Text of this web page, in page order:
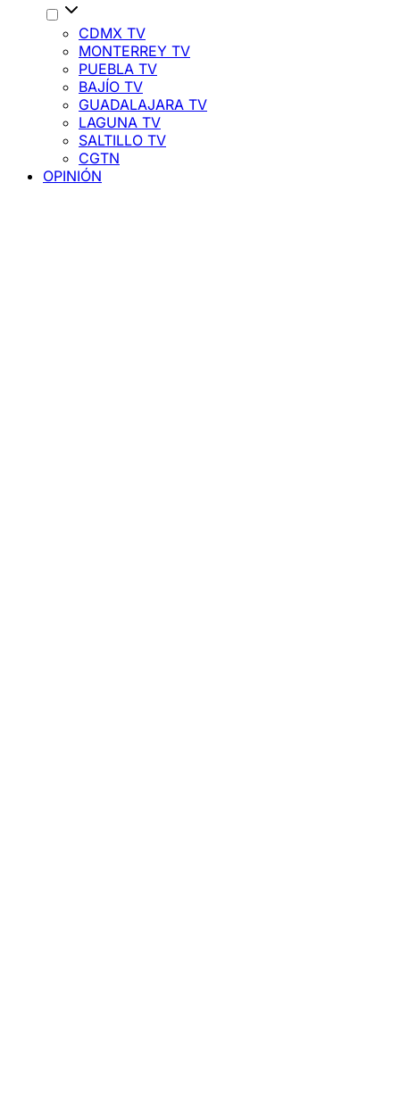
CDMX TV
MONTERREY TV
PUEBLA TV
BAJÍO TV
GUADALAJARA TV
LAGUNA TV
SALTILLO TV
CGTN
OPINIÓN